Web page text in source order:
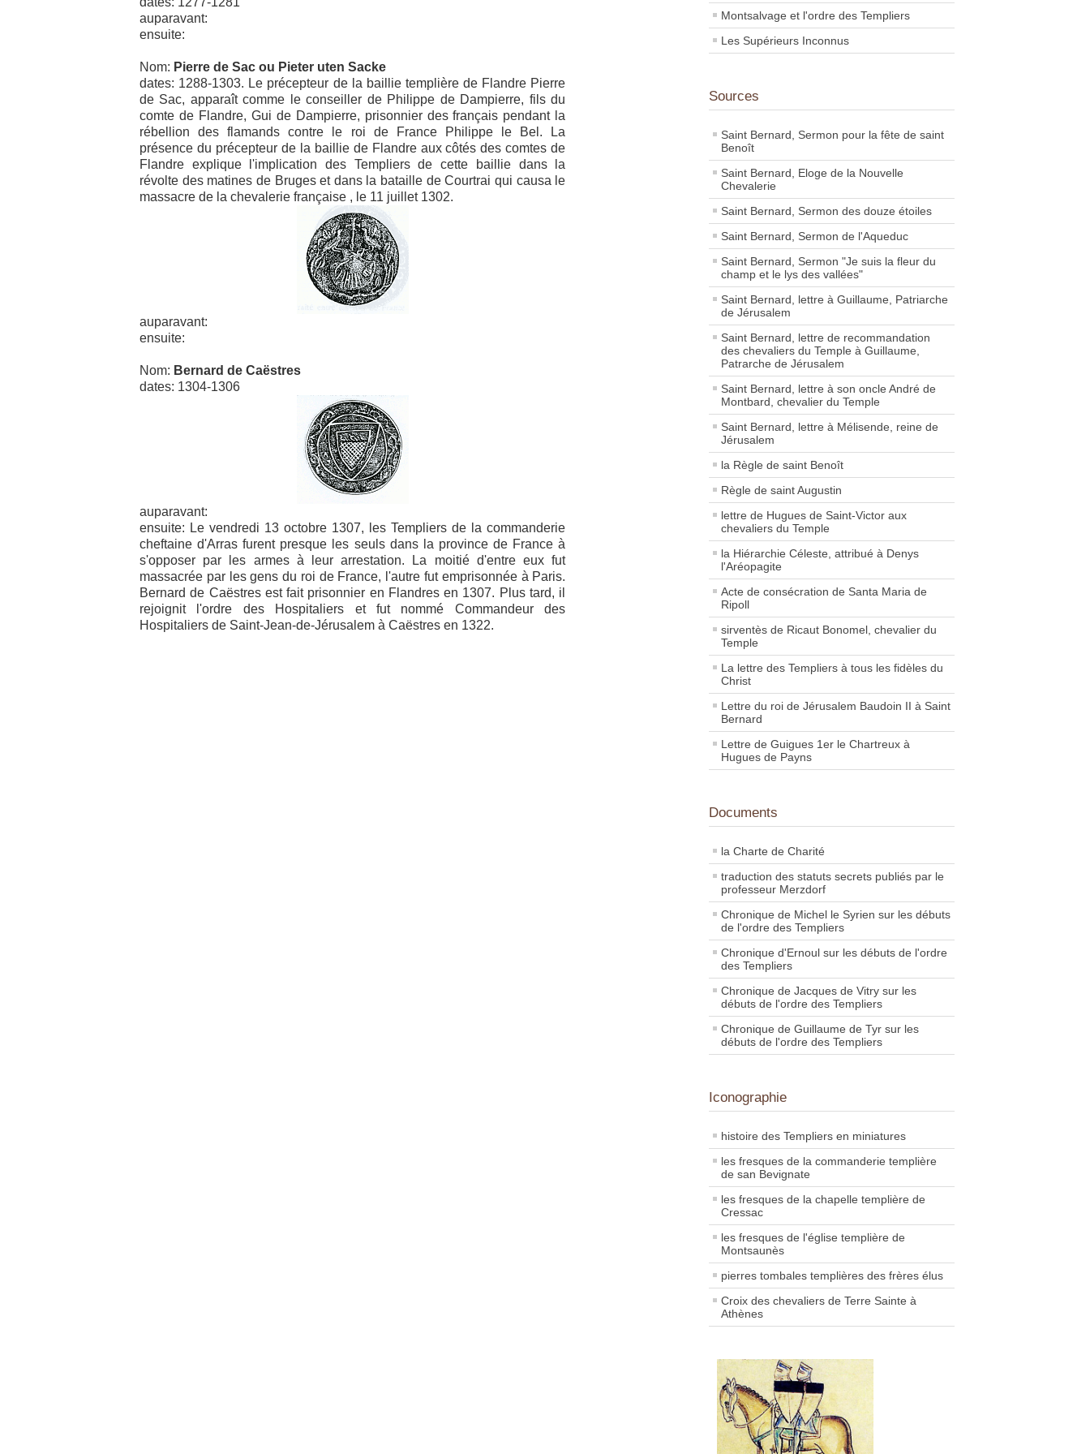
auparavant:
ensuite:
Nom: Pierre de Sac ou Pieter uten Sacke
dates: 1288-1303. Le précepteur de la baillie templière de Flandre Pierre
de Sac, apparaît comme le conseiller de Philippe de Dampierre, fils du
comte de Flandre, Gui de Dampierre, prisonnier des français pendant la
rébellion des flamands contre le roi de France Philippe le Bel. La
présence du précepteur de la baillie de Flandre aux côtés des comtes de
Flandre explique l'implication des Templiers de cette baillie dans la
révolte des matines de Bruges et dans la bataille de Courtrai qui causa le
massacre de la chevalerie française , le 11 juillet 1302.
auparavant:
ensuite:
Nom: Bernard de Caëstres
dates: 1304-1306
auparavant:
ensuite: Le vendredi 13 octobre 1307, les Templiers de la commanderie
cheftaine d'Arras furent presque les seuls dans la province de France à
s'opposer par les armes à leur arrestation. La moitié d'entre eux fut
massacrée par les gens du roi de France, l'autre fut emprisonnée à Paris.
Bernard de Caëstres est fait prisonnier en Flandres en 1307. Plus tard, il
rejoignit l'ordre des Hospitaliers et fut nommé Commandeur des
Hospitaliers de Saint-Jean-de-Jérusalem à Caëstres en 1322.
Montsalvage et l'ordre des Templiers
Les Supérieurs Inconnus
Sources
Saint Bernard, Sermon pour la fête de saint
Benoît
Saint Bernard, Eloge de la Nouvelle
Chevalerie
Saint Bernard, Sermon des douze étoiles
Saint Bernard, Sermon de l'Aqueduc
Saint Bernard, Sermon "Je suis la fleur du
champ et le lys des vallées"
Saint Bernard, lettre à Guillaume, Patriarche
de Jérusalem
Saint Bernard, lettre de recommandation
des chevaliers du Temple à Guillaume,
Patrarche de Jérusalem
Saint Bernard, lettre à son oncle André de
Montbard, chevalier du Temple
Saint Bernard, lettre à Mélisende, reine de
Jérusalem
la Règle de saint Benoît
Règle de saint Augustin
lettre de Hugues de Saint-Victor aux
chevaliers du Temple
la Hiérarchie Céleste, attribué à Denys
l'Aréopagite
Acte de consécration de Santa Maria de
Ripoll
sirventès de Ricaut Bonomel, chevalier du
Temple
La lettre des Templiers à tous les fidèles du
Christ
Lettre du roi de Jérusalem Baudoin II à Saint
Bernard
Lettre de Guigues 1er le Chartreux à
Hugues de Payns
Documents
la Charte de Charité
traduction des statuts secrets publiés par le
professeur Merzdorf
Chronique de Michel le Syrien sur les débuts
de l'ordre des Templiers
Chronique d'Ernoul sur les débuts de l'ordre
des Templiers
Chronique de Jacques de Vitry sur les
débuts de l'ordre des Templiers
Chronique de Guillaume de Tyr sur les
débuts de l'ordre des Templiers
Iconographie
histoire des Templiers en miniatures
les fresques de la commanderie templière
de san Bevignate
les fresques de la chapelle templière de
Cressac
les fresques de l'église templière de
Montsaunès
pierres tombales templières des frères élus
Croix des chevaliers de Terre Sainte à
Athènes